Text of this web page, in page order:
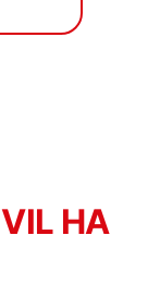
HA